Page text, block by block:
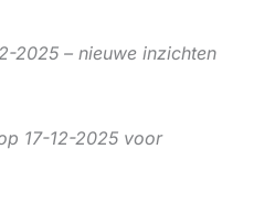
2025 – nieuwe inzichten
17-12-2025 voor